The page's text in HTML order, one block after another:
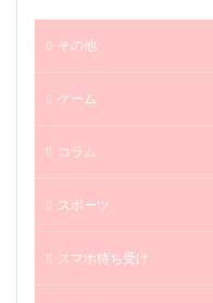
その他
ゲーム
コラム
スポーツ
スマホ待ち受け